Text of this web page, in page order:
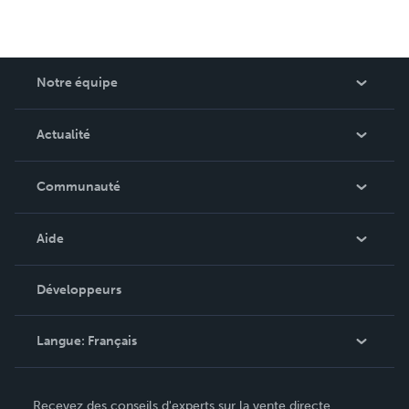
Notre équipe
Qui sommes-nous ?
Actualité
Dans l'actualité
Communauté
Blog
Podcast
Aide
Recherche de commande
Base de connaissances
Contacter le service clientèle
Développeurs
Langue: Français
Recevez des conseils d'experts sur la vente directe,